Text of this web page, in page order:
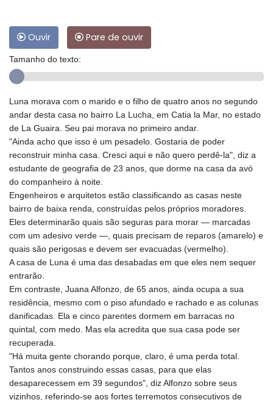
Ouvir Pare de ouvir
Tamanho do texto:
Luna morava com o marido e o filho de quatro anos no segundo
andar desta casa no bairro La Lucha, em Catia la Mar, no estado
de La Guaira. Seu pai morava no primeiro andar.
"Ainda acho que isso é um pesadelo. Gostaria de poder
reconstruir minha casa. Cresci aqui e não quero perdê-la", diz a
estudante de geografia de 23 anos, que dorme na casa da avó
do companheiro à noite.
Engenheiros e arquitetos estão classificando as casas neste
bairro de baixa renda, construídas pelos próprios moradores.
Eles determinarão quais são seguras para morar — marcadas
com um adesivo verde —, quais precisam de reparos (amarelo) e
quais são perigosas e devem ser evacuadas (vermelho).
A casa de Luna é uma das desabadas em que eles nem sequer
entrarão.
Em contraste, Juana Alfonzo, de 65 anos, ainda ocupa a sua
residência, mesmo com o piso afundado e rachado e as colunas
danificadas. Ela e cinco parentes dormem em barracas no
quintal, com medo. Mas ela acredita que sua casa pode ser
recuperada.
"Há muita gente chorando porque, claro, é uma perda total.
Tantos anos construindo essas casas, para que elas
desaparecessem em 39 segundos", diz Alfonzo sobre seus
vizinhos, referindo-se aos fortes terremotos consecutivos de